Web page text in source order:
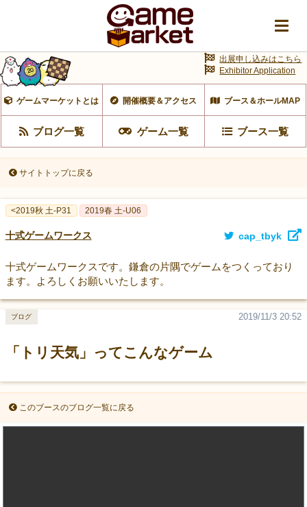
ゲームマーケットとは 開催概要＆アクセス ブース＆ホールMAP
ブログ一覧 ゲーム一覧 ブース一覧
出展申し込みはこちら
Exhibitor Application
サイトトップに戻る
<2019秋 土-P31 2019春 土-U06
十式ゲームワークス cap_tbyk
十式ゲームワークスです。鎌倉の片隅でゲームをつくっており
ます。よろしくお願いいたします。
「トリ天気」ってこんなゲーム
2019/11/3 20:52
ブログ
このブースのブログ一覧に戻る